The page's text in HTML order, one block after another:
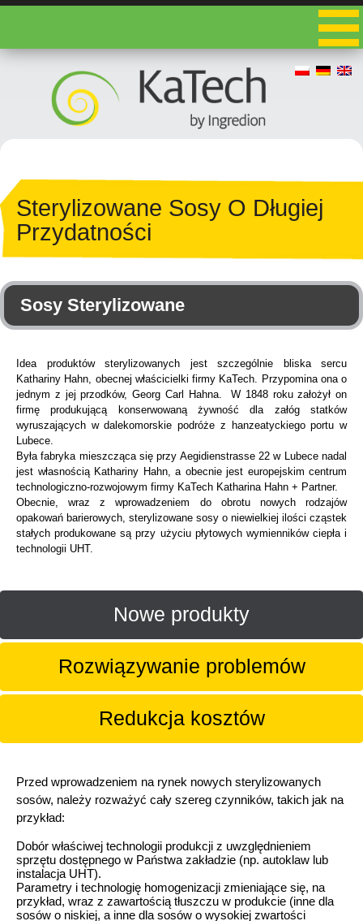
Sterylizowane Sosy O Długiej
Przydatności
Sosy Sterylizowane
Idea produktów sterylizowanych jest szczególnie bliska sercu
Kathariny Hahn, obecnej właścicielki firmy KaTech. Przypomina ona o
jednym z jej przodków, Georg Carl Hahna. W 1848 roku założył on
firmę produkującą konserwowaną żywność dla załóg statków
wyruszających w dalekomorskie podróże z hanzeatyckiego portu w
Lubece.
Była fabryka mieszcząca się przy Aegidienstrasse 22 w Lubece nadal
jest własnością Kathariny Hahn, a obecnie jest europejskim centrum
technologiczno-rozwojowym firmy KaTech Katharina Hahn + Partner.
Obecnie, wraz z wprowadzeniem do obrotu nowych rodzajów
opakowań barierowych, sterylizowane sosy o niewielkiej ilości cząstek
stałych produkowane są przy użyciu płytowych wymienników ciepła i
technologii UHT.
Nowe produkty
Rozwiązywanie problemów
Redukcja kosztów
Przed wprowadzeniem na rynek nowych sterylizowanych
sosów, należy rozważyć cały szereg czynników, takich jak na
przykład:
Dobór właściwej technologii produkcji z uwzględnieniem
sprzętu dostępnego w Państwa zakładzie (np. autoklaw lub
instalacja UHT).
Parametry i technologię homogenizacji zmieniające się, na
przykład, wraz z zawartością tłuszczu w produkcie (inne dla
sosów o niskiej, a inne dla sosów o wysokiej zwartości